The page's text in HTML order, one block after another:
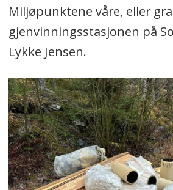
Miljøpunktene våre, eller
gjenvinningsstasjonen på
Lykke Jensen.